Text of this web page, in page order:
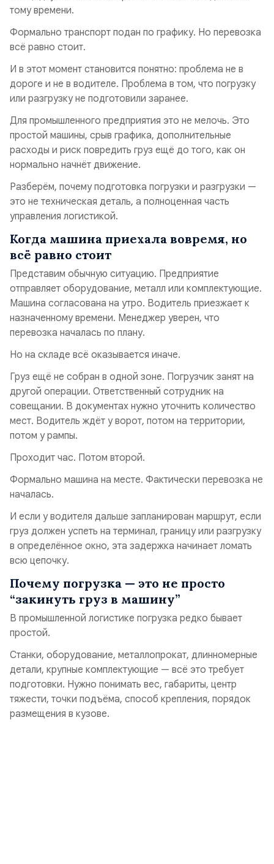
тому времени.
Формально транспорт подан по графику. Но перевозка
всё равно стоит.
И в этот момент становится понятно: проблема не в
дороге и не в водителе. Проблема в том, что погрузку
или разгрузку не подготовили заранее.
Для промышленного предприятия это не мелочь. Это
простой машины, срыв графика, дополнительные
расходы и риск повредить груз ещё до того, как он
нормально начнёт движение.
Разберём, почему подготовка погрузки и разгрузки —
это не техническая деталь, а полноценная часть
управления логистикой.
Когда машина приехала вовремя, но
всё равно стоит
Представим обычную ситуацию. Предприятие
отправляет оборудование, металл или комплектующие.
Машина согласована на утро. Водитель приезжает к
назначенному времени. Менеджер уверен, что
перевозка началась по плану.
Но на складе всё оказывается иначе.
Груз ещё не собран в одной зоне. Погрузчик занят на
другой операции. Ответственный сотрудник на
совещании. В документах нужно уточнить количество
мест. Водитель ждёт у ворот, потом на территории,
потом у рампы.
Проходит час. Потом второй.
Формально машина на месте. Фактически перевозка не
началась.
И если у водителя дальше запланирован маршрут, если
груз должен успеть на терминал, границу или разгрузку
в определённое окно, эта задержка начинает ломать
всю цепочку.
Почему погрузка — это не просто
“закинуть груз в машину”
В промышленной логистике погрузка редко бывает
простой.
Станки, оборудование, металлопрокат, длинномерные
детали, крупные комплектующие — всё это требует
подготовки. Нужно понимать вес, габариты, центр
тяжести, точки подъёма, способ крепления, порядок
размещения в кузове.